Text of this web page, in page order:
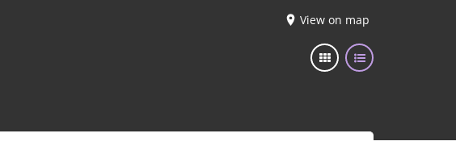
View on map